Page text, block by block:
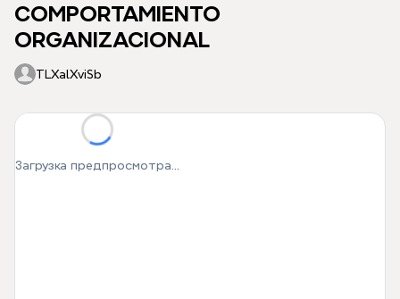
COMPORTAMIENTO
ORGANIZACIONAL
TLXalXviSb
Загрузка предпросмотра...